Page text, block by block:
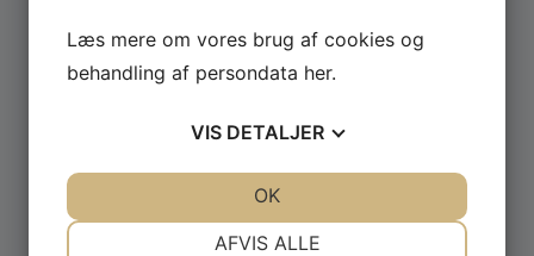
Læs mere om vores brug af cookies og
behandling af persondata her.
VIS DETALJER
NØDVENDIGE PRÆFERENCER
AFVIS ALLE
OK